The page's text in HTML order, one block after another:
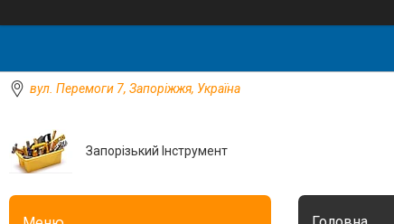
вул. Перемоги 7, Запоріжжя, Україна
Запорізький Інструмент